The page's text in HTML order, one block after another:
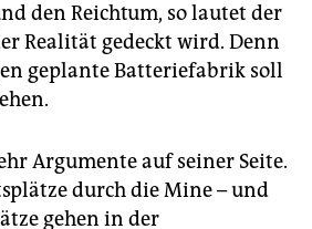
den Reichtum, so lautet der
Realität gedeckt wird. Denn
geplante Batteriefabrik soll
Argumente auf seiner Seite.
durch die Mine – und
gehen in der